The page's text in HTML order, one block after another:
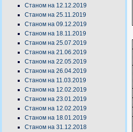
Станом на 12.12.2019
Станом на 25.11.2019
Станом на 09.12.2019
Станом на 18.11.2019
Станом на 25.07.2019
Станом на 21.06.2019
Станом на 22.05.2019
Станом на 26.04.2019
Станом на 11.03.2019
Станом на 12.02.2019
Станом на 23.01.2019
Станом на 12.02.2019
Станом на 18.01.2019
Станом на 31.12.2018